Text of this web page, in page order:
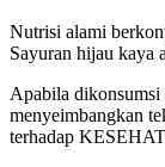
Nutrisi alami
Sayuran hijau kaya
Apabila dikonsumsi
menyeimbangkan
terhadap